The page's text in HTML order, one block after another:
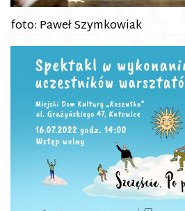
foto: Paweł Szymkowiak